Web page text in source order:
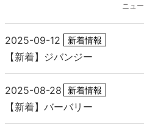
ニュ
2025-09-12 新着情報
【新着】ジバンジー
2025-08-28 新着情報
【新着】バーバリー